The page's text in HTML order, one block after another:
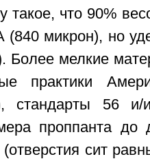
такое, что 90%
микрон), но
Более мелкие
практики
стандарты 56 и/
проппанта до
сит